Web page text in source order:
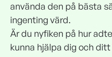
använda den på bästa
ingenting värd.
Är du nyfiken på hur
kunna hjälpa dig och